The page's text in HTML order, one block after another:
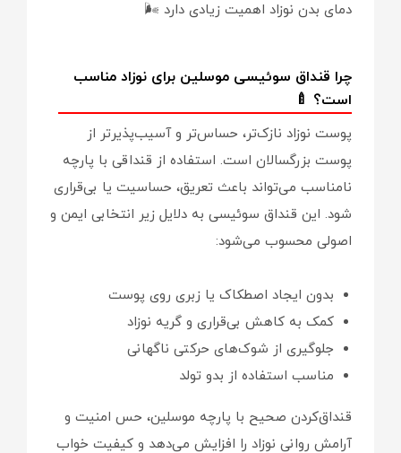
دمای بدن نوزاد اهمیت زیادی دارد 🌬️
چرا قنداق سوئیسی موسلین برای نوزاد مناسب
است؟ 🍼
پوست نوزاد نازک‌تر، حساس‌تر و آسیب‌پذیرتر از
پوست بزرگسالان است. استفاده از قنداقی با پارچه
نامناسب می‌تواند باعث تعریق، حساسیت یا بی‌قراری
شود. این قنداق سوئیسی به دلایل زیر انتخابی ایمن و
اصولی محسوب می‌شود:
بدون ایجاد اصطکاک یا زبری روی پوست
کمک به کاهش بی‌قراری و گریه نوزاد
جلوگیری از شوک‌های حرکتی ناگهانی
مناسب استفاده از بدو تولد
قنداق‌کردن صحیح با پارچه موسلین، حس امنیت و
آرامش روانی نوزاد را افزایش می‌دهد و کیفیت خواب